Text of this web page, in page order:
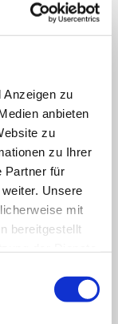
Anzeigen zu
anbieten
zu
zu Ihrer
Partner für
Unsere
mit
bereitgestellt
ein Möbelstück in
mit jeweils
werden dem
auch die
und
den
haben, dürfen